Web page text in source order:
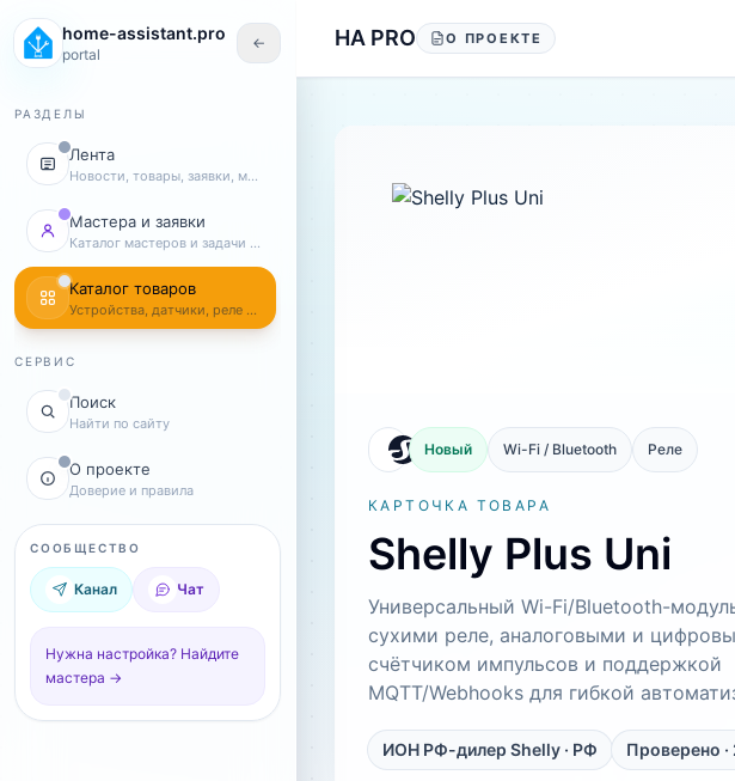
Перейти к содержанию
home-assistant.pro
portal
←
РАЗДЕЛЫ
Лента
Новости, товары, заявки, мастера
Мастера и заявки
Каталог мастеров и задачи клиентов
Каталог товаров
Устройства, датчики, реле и комплекты
СЕРВИС
Поиск
Найти по сайту
О проекте
Доверие и правила
СООБЩЕСТВО
Канал Чат
Нужна настройка? Найдите
мастера →
HA PRO О ПРОЕКТЕ
Новый Wi-Fi / Bluetooth Реле
КАРТОЧКА ТОВАРА
Shelly Plus Uni
Универсальный Wi-Fi/Bluetooth-
сухими реле, аналоговыми и
счётчиком импульсов и поддержкой
MQTT/Webhooks для гибкой
ИОН РФ-дилер Shelly · РФ Проверено